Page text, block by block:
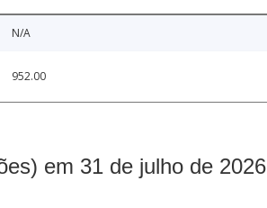
N/A
952.00
em 31 de julho de 2026